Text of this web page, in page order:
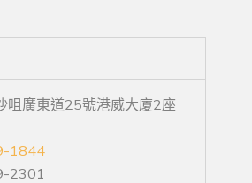
咀廣東道25號港威大廈2座
1844
2301